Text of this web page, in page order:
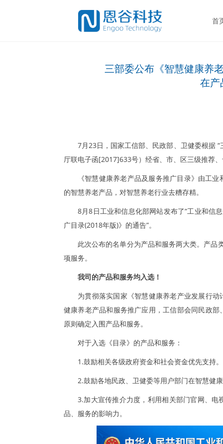
首
三部委公布《智慧健康养
在产
7月23日，国家工信部、民政部、卫健委根据
厅联电子函[2017]633号）经省、市、区三级推荐
《智慧健康养老产品及服务推广目录》由工
的智慧养老产品，对智慧养老行业去糟存精。
8月8日工业和信息化部网站发布了“工业和信
广目录(2018年版)》的通告”。
此次公布的名单分为产品和服务两大类。产
项服务。
我司的产品和服务均入选！
为贯彻落实国家《智慧健康养老产业发展行
健康养老产品和服务推广应用，工信部会同民政
原则确定入围产品和服务。
对于入选《目录》的产品和服务：
1.鼓励相关各级政府资金和社会资金优先支持。
2.鼓励各地民政、卫健委等用户部门在智慧健
3.加大宣传推介力度，利用相关部门官网、
品、服务的影响力。